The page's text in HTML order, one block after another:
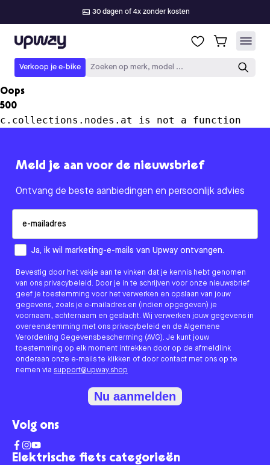
30 dagen of 4x zonder kosten
Upway
Verkoop je e-bike Zoeken op merk, model ...
Oops
500
c.collections.nodes.at is not a function
Elektrische fiets categorieën
Meld je aan voor de nieuwsbrief
Ontvang de beste aanbiedingen en persoonlijk advies
How would you like to hear from us?
Ja, ik wil marketing-e-mails van Upway ontvangen.
Bevestig door het vakje aan te vinken dat je kennis hebt genomen
van ons privacybeleid. Door je in te schrijven voor onze nieuwsbrief
geef je toestemming voor het verwerken en opslaan van jouw
gegevens, zoals je e-mailadres en (indien opgegeven) je
voornaam, achternaam en geslacht. Wij verwerken jouw gegevens in
overeenstemming met ons privacybeleid en de Algemene
Verordening Gegevensbescherming (AVG). Je kunt jouw
toestemming op elk moment intrekken door op de afmeldlink
onderaan onze e-mails te klikken of door contact met ons op te
nemen via support@upway.shop
Nu aanmelden
Volg ons